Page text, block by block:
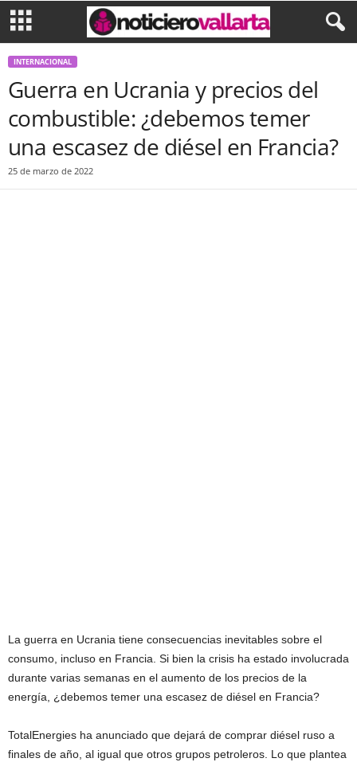
INTERNACIONAL
Guerra en Ucrania y precios del
combustible: ¿debemos temer
una escasez de diésel en Francia?
25 de marzo de 2022
La guerra en Ucrania tiene consecuencias inevitables sobre el
consumo, incluso en Francia. Si bien la crisis ha estado involucrada
durante varias semanas en el aumento de los precios de la
energía, ¿debemos temer una escasez de diésel en Francia?
TotalEnergies ha anunciado que dejará de comprar diésel ruso a
finales de año, al igual que otros grupos petroleros. Lo que plantea